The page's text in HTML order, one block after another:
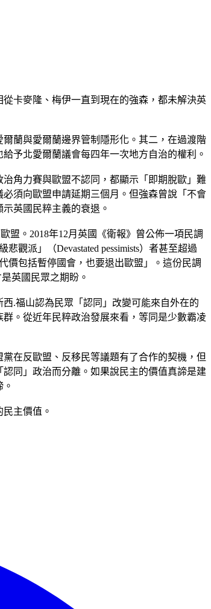
卡麥隆、梅伊一直到現在的強森，都未解決英
蘭與愛爾蘭邊界管制隱形化。其二，在過渡階
予北愛爾蘭議會每四年一次地方自治的權利。
角力賽與歐盟不認同，都顯示「即期脫歐」難
須向歐盟申請延期三個月。但強森曾說「不會
英國民粹主義的衰退。
盟。2018年12月英國《衛報》曾公佈一項民調
觀派」（Devastated pessimists）者甚至超過
價包括暫停國會，也要退出歐盟」。這份民調
英國民眾之期盼。
西.福山認為民眾「認同」改變可能來自外在的
。從近年民粹政治發展來看，等同是少數霸凌
在反歐盟、反移民等議題有了合作的契機，但
同」政治而分離。如果說民主的價值真諦是建
主價值。